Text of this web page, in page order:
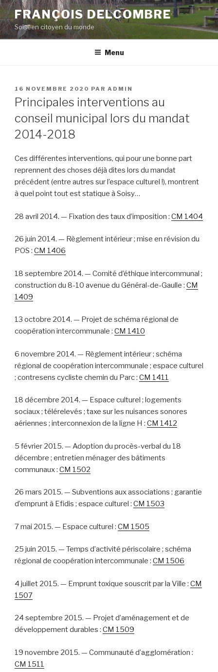
Aller
au
contenu
principal
FRANÇOIS DELCOMBRE
Soiséen citoyen du monde
Menu
PUBLIÉ
LE
16 NOVEMBRE 2020 PAR ADMIN
Principales interventions au
conseil municipal lors du mandat
2014-2018
Ces différentes interventions, qui pour une bonne part
reprennent des choses déjà dites lors du mandat
précédent (entre autres sur l’espace culturel !), montrent
à quel point tout est statique à Soisy…
28 avril 2014. — Fixation des taux d’imposition : CM 1404
26 juin 2014. — Règlement intérieur ; mise en révision du
POS : CM 1406
18 septembre 2014. — Comité d’éthique intercommunal ;
construction du 8-10 avenue du Général-de-Gaulle : CM
1409
13 octobre 2014. — Projet de schéma régional de
coopération intercommunale : CM 1410
6 novembre 2014. — Règlement intérieur ; schéma
régional de coopération intercommunale ; espace culturel
; contresens cycliste chemin du Parc : CM 1411
18 décembre 2014. — Espace culturel ; logements
sociaux ; télérelevés ; taxe sur les nuisances sonores
aériennes ; interconnexion de la ligne H : CM 1412
5 février 2015. — Adoption du procès-verbal du 18
décembre ; entretien ménager des bâtiments
communaux : CM 1502
26 mars 2015. — Subventions aux associations ; garantie
d’emprunt à Efidis ; espace culturel : CM 1503
7 mai 2015. — Espace culturel : CM 1505
25 juin 2015. — Temps d’activité périscolaire ; schéma
régional de coopération intercommunale : CM 1506
4 juillet 2015. — Emprunt toxique souscrit par la Ville : CM
1507
24 septembre 2015. — Projet d’aménagement et de
développement durables : CM 1509
19 novembre 2015. — Communauté d’agglomération :
CM 1511